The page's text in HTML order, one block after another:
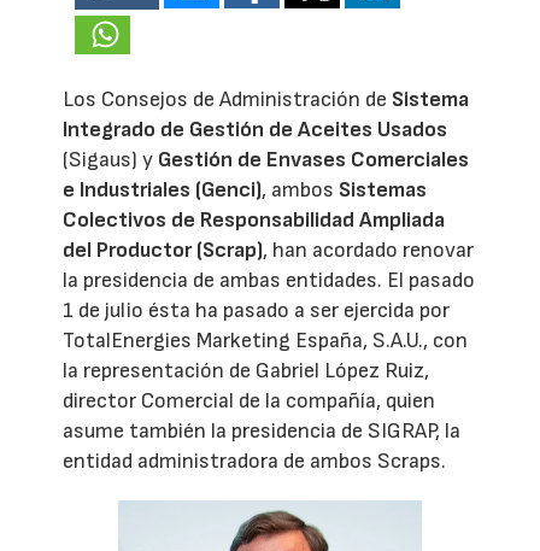
Los Consejos de Administración de Sistema
Integrado de Gestión de Aceites Usados
(Sigaus) y Gestión de Envases Comerciales
e Industriales (Genci), ambos Sistemas
Colectivos de Responsabilidad Ampliada
del Productor (Scrap), han acordado renovar
la presidencia de ambas entidades. El pasado
1 de julio ésta ha pasado a ser ejercida por
TotalEnergies Marketing España, S.A.U., con
la representación de Gabriel López Ruiz,
director Comercial de la compañía, quien
asume también la presidencia de SIGRAP, la
entidad administradora de ambos Scraps.